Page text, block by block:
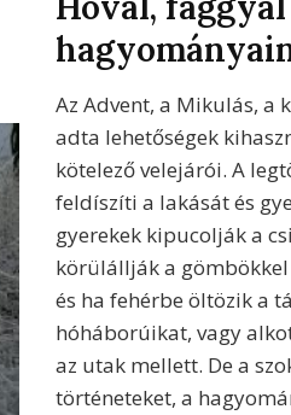
Az Advent, a Mikulás, a
adta lehetőségek
kötelező velejárói. A
feldíszíti a lakását és
gyerekek kipucolják a
körülállják a
és ha fehérbe öltözik a
hóháborúikat, vagy
az utak mellett. De a
történeteket, a